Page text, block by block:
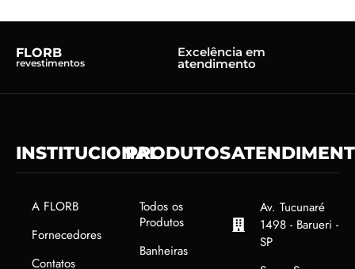
FLORB
revestimentos
Excelência em
atendimento
INSTITUCIONAL
A FLORB
Fornecedores
Contatos
PRODUTOS
Todos os
Produtos
Banheiras
Av. Tucunaré
1498 - Barueri -
SP